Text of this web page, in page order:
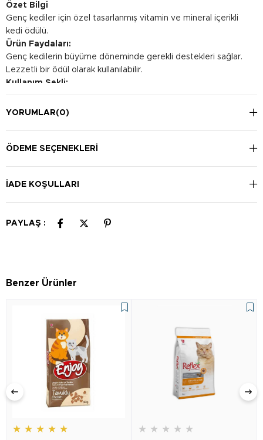
Özet Bilgi
Genç kediler için özel tasarlanmış vitamin ve mineral içerikli
kedi ödülü.
Ürün Faydaları:
Genç kedilerin büyüme döneminde gerekli destekleri sağlar.
Lezzetli bir ödül olarak kullanılabilir.
Kullanım Şekli:
Öğünlere ilave, atıştırmalık olarak verilebilir. Bir kaşık
yardımıyla veya küçük bir kaba doldurarak verebilirsiniz.
YORUMLAR(0)
ÖDEME SEÇENEKLERI
İADE KOŞULLARI
PAYLAŞ :
Benzer Ürünler
★ ★ ★ ★ ★ ★ ★ ★ ★ ★